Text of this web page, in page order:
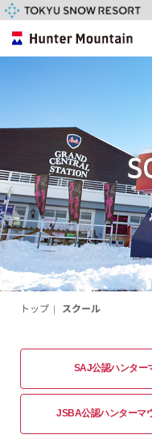
トップ | スクール
SAJ公認ハンター
JSBA公認ハンターマ